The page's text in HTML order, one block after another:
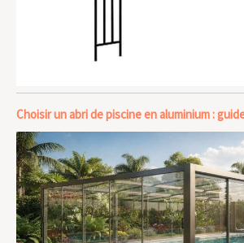
Choisir un abri de piscine en aluminium :